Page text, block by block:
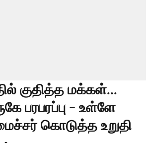
குதித்த மக்கள்...
பரபரப்பு - உள்ளே
கொடுத்த உறுதி